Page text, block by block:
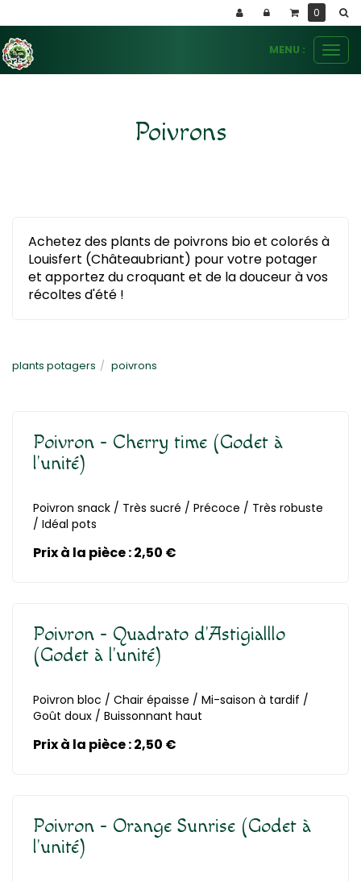
le
MENU :
Poivrons
Achetez des plants de poivrons bio et colorés à
Louisfert (Châteaubriant) pour votre potager
et apportez du croquant et de la douceur à vos
récoltes d'été !
plants potagers poivrons
Poivron - Cherry time (Godet à
l'unité)
Poivron snack / Très sucré / Précoce / Très robuste
/ Idéal pots
Prix à la pièce : 2,50 €
Poivron - Quadrato d'Astigialllo
(Godet à l'unité)
Poivron bloc / Chair épaisse / Mi-saison à tardif /
Goût doux / Buissonnant haut
Prix à la pièce : 2,50 €
En savoir plus
Poivron - Orange Sunrise (Godet à
l'unité)
0